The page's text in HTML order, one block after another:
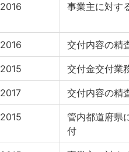
2016 事業主に対す
2016 交付内容の精
2015 交付金交付業
2017 交付内容の精
2015
管内都道府県
付